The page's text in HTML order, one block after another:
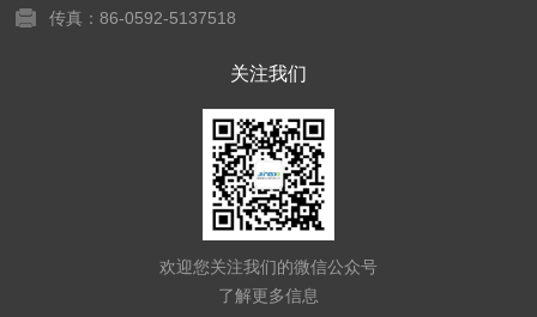
传真：86-0592-5137518
关注我们
欢迎您关注我们的微信公众号
了解更多信息